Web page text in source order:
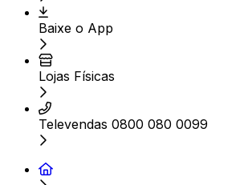
Baixe o App
Lojas Físicas
Televendas 0800 080 0099